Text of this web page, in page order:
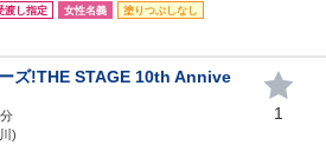
渡し指定 女性名義
塗りつぶしなし
ズ!THE STAGE 10th Annive
)
1